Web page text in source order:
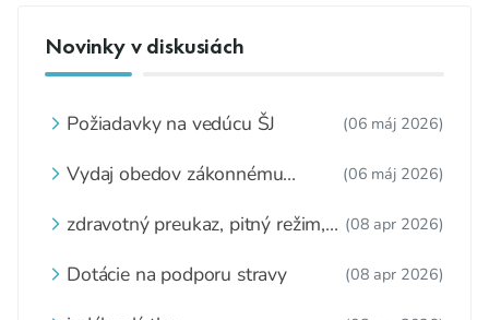
Novinky v diskusiách
Požiadavky na vedúcu ŠJ (06 máj 2026)
Vydaj obedov zákonnému
(06 máj 2026)
zdravotný preukaz, pitný režim,
(08 apr 2026)
Dotácie na podporu stravy (08 apr 2026)